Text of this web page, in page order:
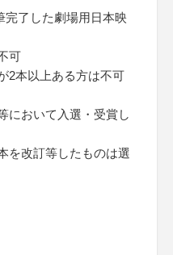
了した劇場用日本映
可
2本以上ある方は不可
において入選・受賞し
を改訂等したものは選